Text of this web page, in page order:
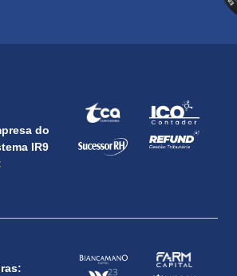
do
IR9